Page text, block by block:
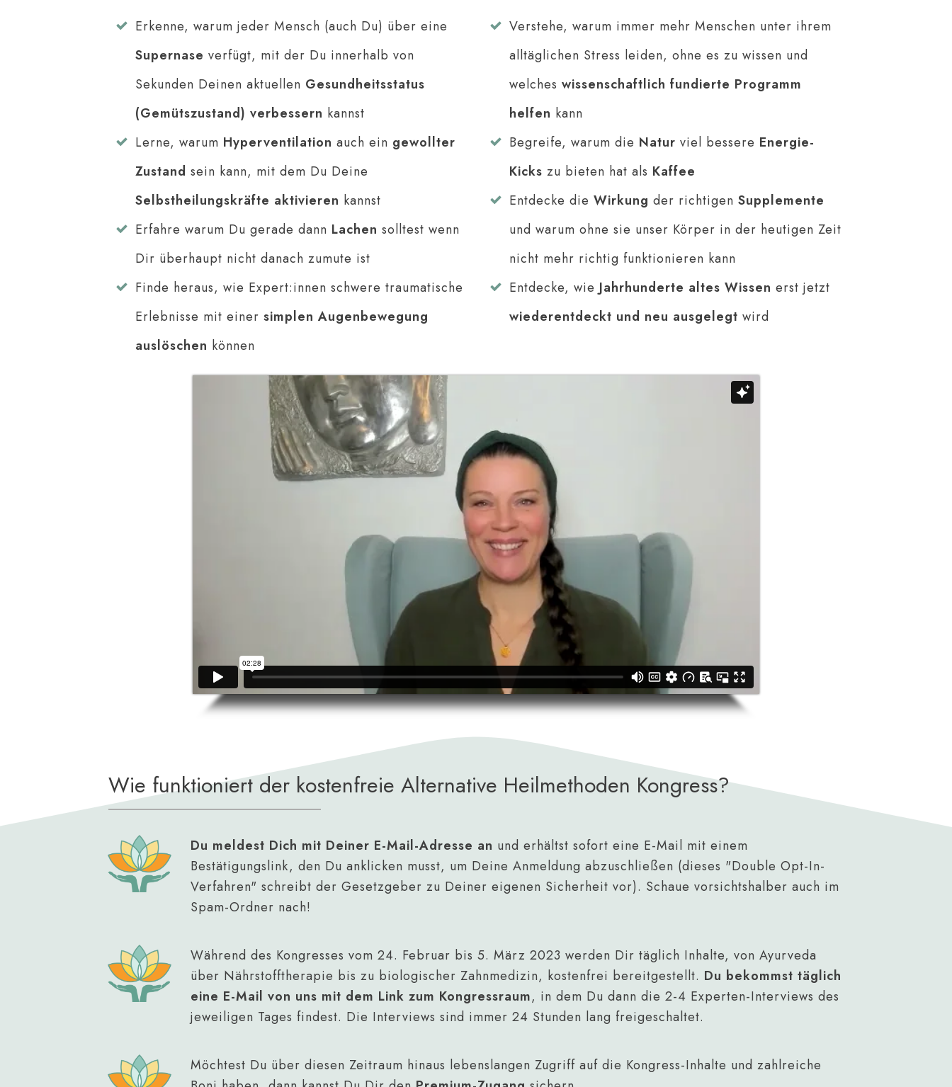
Erkenne, warum jeder Mensch (auch Du) über eine
Supernase verfügt, mit der Du innerhalb von
Sekunden Deinen aktuellen Gesundheitsstatus
(Gemütszustand) verbessern kannst
Lerne, warum Hyperventilation auch ein gewollter
Zustand sein kann, mit dem Du Deine
Selbstheilungskräfte aktivieren kannst
Erfahre warum Du gerade dann Lachen solltest wenn
Dir überhaupt nicht danach zumute ist
Finde heraus, wie Expert:innen schwere traumatische
Erlebnisse mit einer simplen Augenbewegung
auslöschen können
Verstehe, warum immer mehr Menschen unter ihrem
alltäglichen Stress leiden, ohne es zu wissen und
welches wissenschaftlich fundierte Programm
helfen kann
Begreife, warum die Natur viel bessere Energie-
Kicks zu bieten hat als Kaffee
Entdecke die Wirkung der richtigen Supplemente
und warum ohne sie unser Körper in der heutigen Zeit
nicht mehr richtig funktionieren kann
Entdecke, wie Jahrhunderte altes Wissen erst jetzt
wiederentdeckt und neu ausgelegt wird
Wie funktioniert der kostenfreie Alternative Heilmethoden Kongress?
Du meldest Dich mit Deiner E-Mail-Adresse an und erhältst sofort eine E-Mail mit einem
Bestätigungslink, den Du anklicken musst, um Deine Anmeldung abzuschließen (dieses "Double Opt-In-
Verfahren" schreibt der Gesetzgeber zu Deiner eigenen Sicherheit vor). Schaue vorsichtshalber auch im
Spam-Ordner nach!
Während des Kongresses vom24. Februar bis 5. März 2023 werden Dir täglich Inhalte, von Ayurveda
über Nährstofftherapie bis zu biologischer Zahnmedizin, kostenfrei bereitgestellt. Du bekommst täglich
eine E-Mail von uns mit dem Link zum Kongressraum, in dem Du dann die 2-4 Experten-Interviews des
jeweiligen Tages findest. Die Interviews sind immer 24 Stunden lang freigeschaltet.
Möchtest Du über diesen Zeitraum hinaus lebenslangen Zugriff auf die Kongress-Inhalte und zahlreiche